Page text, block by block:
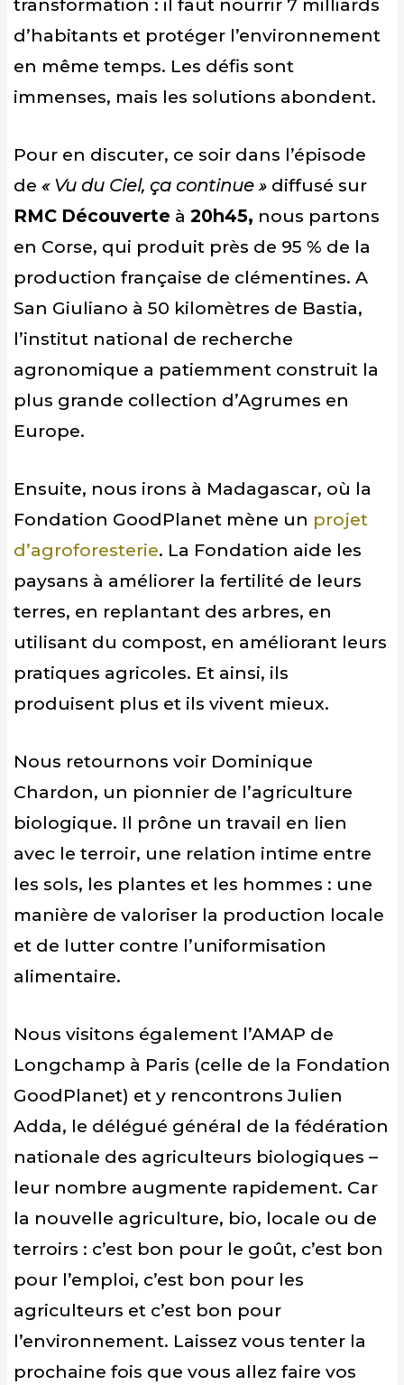
d’habitants et protéger l’environnement
en même temps. Les défis sont
immenses, mais les solutions abondent.
Pour en discuter, ce soir dans l’épisode
de « Vu du Ciel, ça continue » diffusé sur
RMC Découverte à 20h45, nous partons
en Corse, qui produit près de 95 % de la
production française de clémentines. A
San Giuliano à 50 kilomètres de Bastia,
l’institut national de recherche
agronomique a patiemment construit la
plus grande collection d’Agrumes en
Europe.
Ensuite, nous irons à Madagascar, où la
Fondation GoodPlanet mène un projet
d’agroforesterie. La Fondation aide les
paysans à améliorer la fertilité de leurs
terres, en replantant des arbres, en
utilisant du compost, en améliorant leurs
pratiques agricoles. Et ainsi, ils
produisent plus et ils vivent mieux.
Nous retournons voir Dominique
Chardon, un pionnier de l’agriculture
biologique. Il prône un travail en lien
avec le terroir, une relation intime entre
les sols, les plantes et les hommes : une
manière de valoriser la production locale
et de lutter contre l’uniformisation
alimentaire.
Nous visitons également l’AMAP de
Longchamp à Paris (celle de la Fondation
GoodPlanet) et y rencontrons Julien
Adda, le délégué général de la fédération
nationale des agriculteurs biologiques –
leur nombre augmente rapidement. Car
la nouvelle agriculture, bio, locale ou de
terroirs : c’est bon pour le goût, c’est bon
pour l’emploi, c’est bon pour les
agriculteurs et c’est bon pour
l’environnement. Laissez vous tenter la
prochaine fois que vous allez faire vos